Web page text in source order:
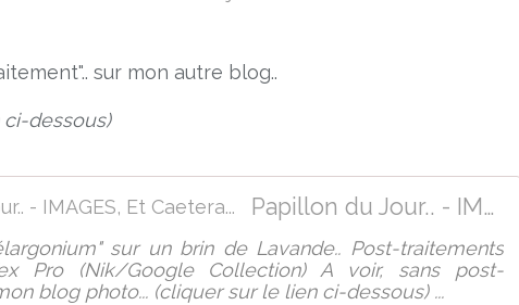
sur mon autre blog..
dessous)
Papillon du Jour.. - IMAGES, Et Caetera...
sur un brin de Lavande.. Post-traitements
Pro (Nik/Google Collection) A voir, sans post-
blog photo... (cliquer sur le lien ci-dessous) ...